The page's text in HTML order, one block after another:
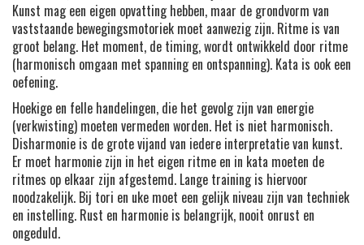
Kunst mag een eigen opvatting hebben, maar de grondvorm van
vaststaande bewegingsmotoriek moet aanwezig zijn. Ritme is van
groot belang. Het moment, de timing, wordt ontwikkeld door ritme
(harmonisch omgaan met spanning en ontspanning). Kata is ook een
oefening.
Hoekige en felle handelingen, die het gevolg zijn van energie
(verkwisting) moeten vermeden worden. Het is niet harmonisch.
Disharmonie is de grote vijand van iedere interpretatie van kunst.
Er moet harmonie zijn in het eigen ritme en in kata moeten de
ritmes op elkaar zijn afgestemd. Lange training is hiervoor
noodzakelijk. Bij tori en uke moet een gelijk niveau zijn van techniek
en instelling. Rust en harmonie is belangrijk, nooit onrust en
ongeduld.